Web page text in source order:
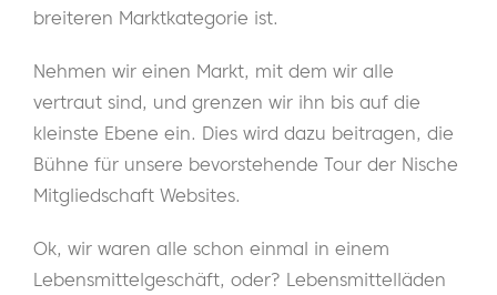
breiteren Marktkategorie ist.
Nehmen wir einen Markt, mit dem wir alle
vertraut sind, und grenzen wir ihn bis auf die
kleinste Ebene ein. Dies wird dazu beitragen, die
Bühne für unsere bevorstehende Tour der Nische
Mitgliedschaft Websites.
Ok, wir waren alle schon einmal in einem
Lebensmittelgeschäft, oder? Lebensmittelläden